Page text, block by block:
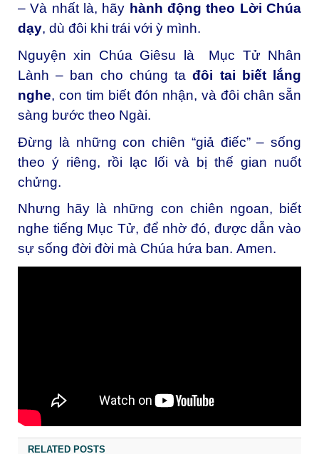
– Và nhất là, hãy hành động theo Lời Chúa
dạy, dù đôi khi trái với ỳ mình.
Nguyện xin Chúa Giêsu là Mục Tử Nhân
Lành – ban cho chúng tađôi tai biết lắng
nghe, con tim biết đón nhận, và đôi chân sẵn
sàng bước theo Ngài.
Đừng là những con chiên “giả điếc” – sống
theo ý riêng, rồi lạc lối và bị thế gian nuốt
chửng.
Nhưng hãy là những con chiên ngoan, biết
nghe tiếng Mục Tử, để nhờ đó, được dẫn vào
sự sống đời đời mà Chúa hứa ban. Amen.
RELATED POSTS